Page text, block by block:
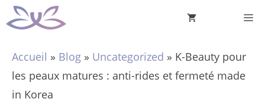
Aller
au
Accueil » Blog » Uncategorized » K-Beauty pour
les peaux matures : anti-rides et fermeté made
in Korea